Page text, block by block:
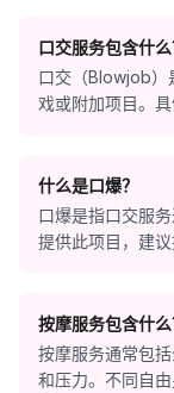
口交服务包含什么
口交（Blowjob）
戏或附加项目。
什么是口爆？
口爆是指口交服
提供此项目，建议
按摩服务包含什么
按摩服务通常包
和压力。不同自